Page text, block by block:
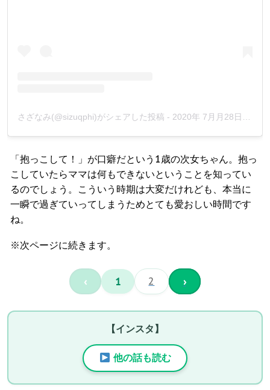
さざなみ(@sizuqphi)がシェアした投稿 - 2020年 7月月28日午前3時16分PDT
「抱っこして！」が口癖だという1歳の次女ちゃん。抱っ
こしていたらママは何もできないということを知ってい
るのでしょう。こういう時期は大変だけれども、本当に
一瞬で過ぎていってしまうためとても愛おしい時間です
ね。
※次ページに続きます。
‹ 1 2 ›
【インスタ】
他の話も読む